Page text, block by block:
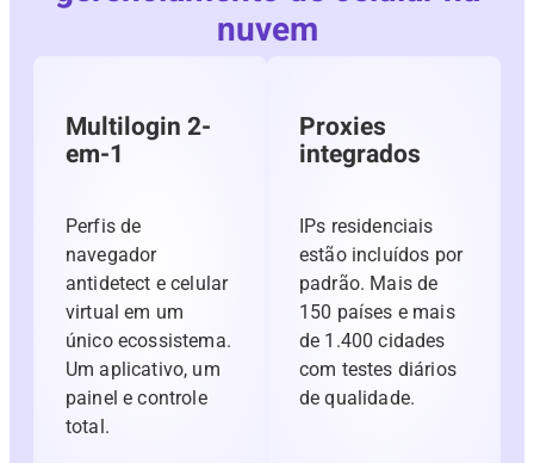
nuvem
Multilogin 2-
em-1
Perfis de
navegador
antidetect e celular
virtual em um
único ecossistema.
Um aplicativo, um
painel e controle
total.
Proxies
integrados
IPs residenciais
estão incluídos por
padrão. Mais de
150 países e mais
de 1.400 cidades
com testes diários
de qualidade.